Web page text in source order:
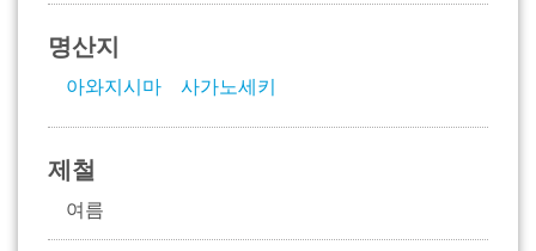
명산지
아와지시마 사가노세키
제철
여름